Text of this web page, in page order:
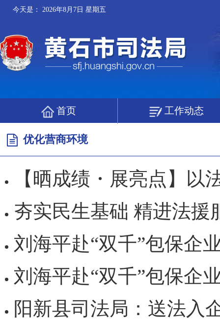
今天是： 2026年8月7日 星期五
首页 工作动态
优化营商环境
【晒成绩・展亮点】以法治之笔绘就营商沃
夯实民生基础 精进法援服务——黄石市以
刘海平赴“双千”包保企业开展第
刘海平赴“双千”包保企业
阳新县司法局：送法入企“零距